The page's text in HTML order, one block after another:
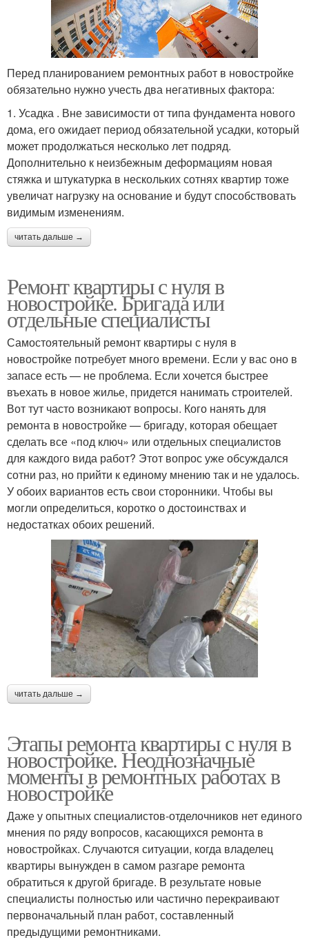
Перед планированием ремонтных работ в новостройке
обязательно нужно учесть два негативных фактора:
1. Усадка . Вне зависимости от типа фундамента нового
дома, его ожидает период обязательной усадки, который
может продолжаться несколько лет подряд.
Дополнительно к неизбежным деформациям новая
стяжка и штукатурка в нескольких сотнях квартир тоже
увеличат нагрузку на основание и будут способствовать
видимым изменениям.
читать дальше →
Ремонт квартиры с нуля в
новостройке. Бригада или
отдельные специалисты
Самостоятельный ремонт квартиры с нуля в
новостройке потребует много времени. Если у вас оно в
запасе есть — не проблема. Если хочется быстрее
въехать в новое жилье, придется нанимать строителей.
Вот тут часто возникают вопросы. Кого нанять для
ремонта в новостройке — бригаду, которая обещает
сделать все «под ключ» или отдельных специалистов
для каждого вида работ? Этот вопрос уже обсуждался
сотни раз, но прийти к единому мнению так и не удалось.
У обоих вариантов есть свои сторонники. Чтобы вы
могли определиться, коротко о достоинствах и
недостатках обоих решений.
читать дальше →
Этапы ремонта квартиры с нуля в
новостройке. Неоднозначные
моменты в ремонтных работах в
новостройке
Даже у опытных специалистов-отделочников нет единого
мнения по ряду вопросов, касающихся ремонта в
новостройках. Случаются ситуации, когда владелец
квартиры вынужден в самом разгаре ремонта
обратиться к другой бригаде. В результате новые
специалисты полностью или частично перекраивают
первоначальный план работ, составленный
предыдущими ремонтниками.